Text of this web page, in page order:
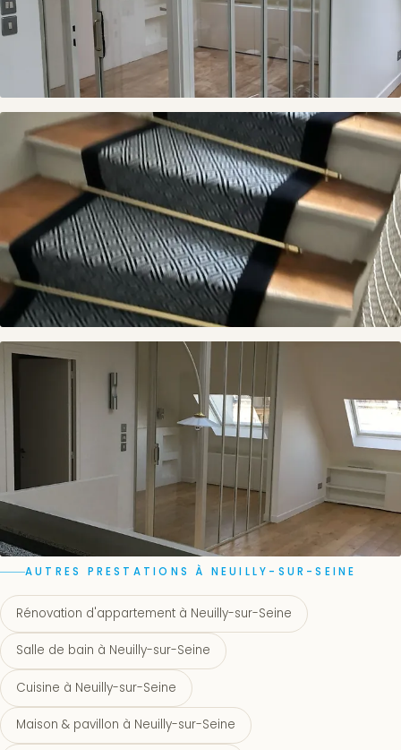
AUTRES PRESTATIONS À NEUILLY-SUR-SEINE
Rénovation d'appartement à Neuilly-sur-Seine
Salle de bain à Neuilly-sur-Seine
Cuisine à Neuilly-sur-Seine
Maison & pavillon à Neuilly-sur-Seine